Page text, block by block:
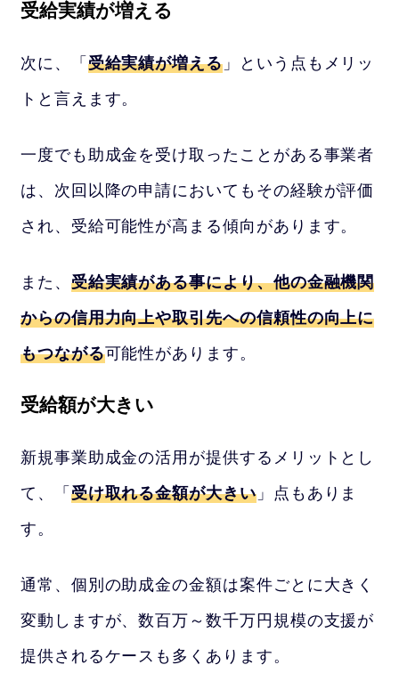
受給実績が増える
次に、「受給実績が増える 」という点もメリッ
トと言えます。
一度でも助成金を受け取ったことがある事業者
は、次回以降の申請においてもその経験が評価
され、受給可能性が高まる傾向があります。
また、 受給実績がある事により、他の金融機関
からの信用力向上や取引先への信頼性の向上に
もつながる可能性があります。
受給額が大きい
新規事業助成金の活用が提供するメリットとし
て、「受け取れる金額が大きい」点もありま
す。
通常、個別の助成金の金額は案件ごとに大きく
変動しますが、数百万～数千万円規模の支援が
提供されるケースも多くあります。